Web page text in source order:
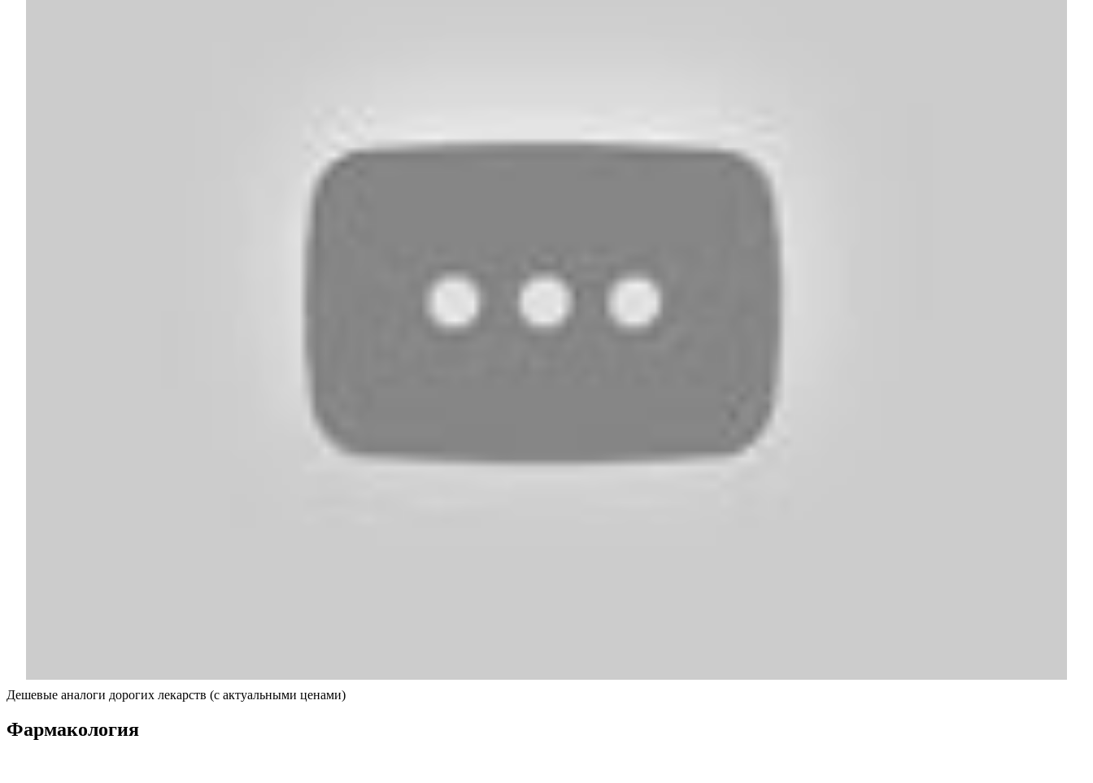
Дешевые аналоги дорогих лекарств (с актуальными ценами)
Фармакология